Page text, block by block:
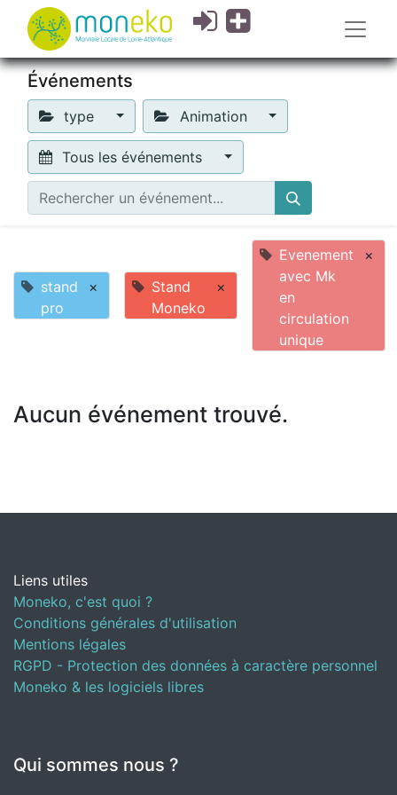
Événements
type Animation
Tous les événements
stand
pro
×
Stand
Moneko
×
Evenement
avec Mk
en
circulation
unique
×
Aucun événement trouvé.
Liens utiles
Moneko, c'est quoi ?
Conditions générales d'utilisation
Mentions légales
RGPD - Protection des données à caractère personnel
Moneko & les logiciels libres
Qui sommes nous ?